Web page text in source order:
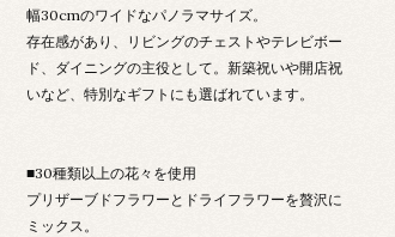
幅30cmのワイドなパノラマサイズ。
存在感があり、リビングのチェストやテレビボー
ド、ダイニングの主役として。新築祝いや開店祝
いなど、特別なギフトにも選ばれています。
■30種類以上の花々を使用
プリザーブドフラワーとドライフラワーを贅沢に
ミックス。